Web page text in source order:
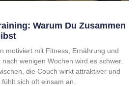
Warum Du Zusammen
motiviert mit Fitness, Ernährung und
wenigen Wochen wird es schwer.
die Couch wirkt attraktiver und
sich oft einsam an.